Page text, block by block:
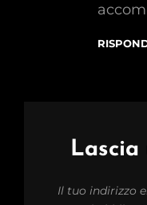
Lascia
Il tuo indirizzo